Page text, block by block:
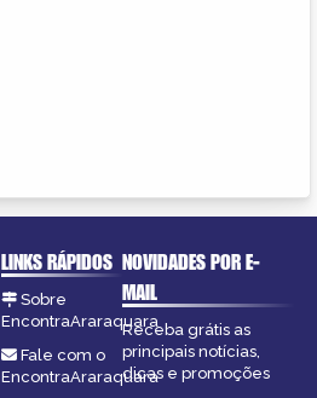
LINKS RÁPIDOS
Sobre
EncontraAraraquara
Fale com o
EncontraAraraquara
NOVIDADES POR E-
MAIL
Receba grátis as
principais notícias,
dicas e promoções